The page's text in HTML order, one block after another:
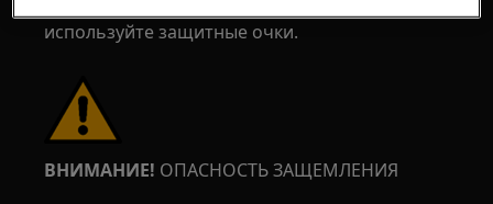
используйте защитные очки.
ВНИМАНИЕ! ОПАСНОСТЬ ЗАЩЕМЛЕНИЯ